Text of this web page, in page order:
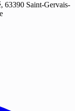
63390 Saint-Gervais-